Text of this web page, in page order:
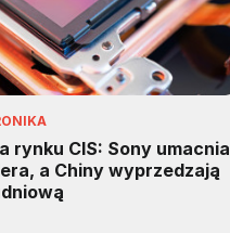
rynku CIS: Sony umacnia
a Chiny wyprzedzają